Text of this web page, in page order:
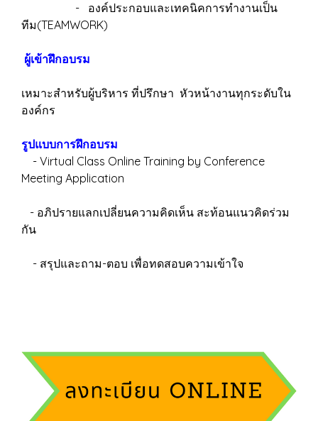
- องค์ประกอบและเทคนิคการทำงานเป็น
ทีม(TEAMWORK)
ผู้เข้าฝึกอบรม
เหมาะสำหรับผู้บริหาร ที่ปรึกษา หัวหน้างานทุกระดับใน
องค์กร
รูปแบบการฝึกอบรม
- Virtual Class Online Training by Conference
Meeting Application
- อภิปรายแลกเปลี่ยนความคิดเห็น สะท้อนแนวคิดร่วม
กัน
- สรุปและถาม-ตอบ เพื่อทดสอบความเข้าใจ